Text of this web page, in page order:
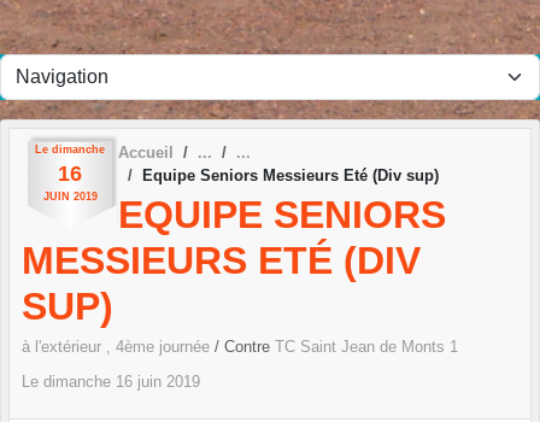
Le dimanche
16
JUIN 2019
Accueil
Equipe Seniors Messieurs Eté (Div sup)
EQUIPE SENIORS
MESSIEURS ETÉ (DIV
SUP)
à l'extérieur , 4ème journée / Contre TC Saint Jean de Monts 1
Le dimanche 16 juin 2019